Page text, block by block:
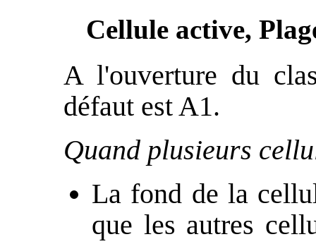
Cellule active,
A l'ouverture du
défaut est A1.
Quand plusieurs
La fond de la
que les autres